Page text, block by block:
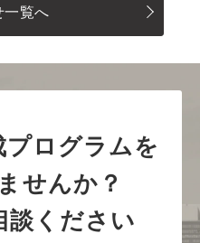
一覧へ
ログラムを
せんか？
談ください